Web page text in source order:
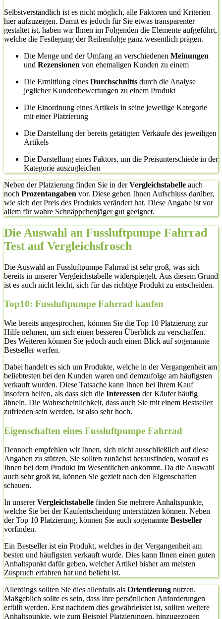
Selbstverständlich ist es nicht möglich, alle Faktoren und Kriterien
hier aufzuzeigen. Damit es jedoch für Sie etwas transparenter
gestaltet ist, haben wir Ihnen im Folgenden die Elemente aufgeführt,
welche die Festlegung der Reihenfolge ganz wesentlich prägen.
Die Menge und der Umfang an verschiedenen Meinungen
und Rezensionen von ehemaligen Kunden zu einem
Die Ermittlung eines Durchschnitts durch die Analyse
jeglicher Kundenbewertungen zu einem Produkt
Die Einordnung eines Artikels in seine jeweilige Kategorie
mit einer Platzierung
Die Darstellung der bereits getätigten Verkäufe des jeweiligen
Artikels
Die Darstellung eines Faktors, um die Preisunterschiede in der
Kategorie auszugleichen
Neben der Platzierung finden Sie in derVergleichstabelle auch
noch Prozentangaben vor. Diese geben Ihnen Aufschluss darüber,
wie sich der Preis des Produkts verändert hat. Diese Angabe ist vor
allem für wahre Schnäppchenjäger gut geeignet.
Die Auswahl an Fussluftpumpe Fahrrad
Test auf Vergleichsfrosch
Die Auswahl an Fussluftpumpe Fahrrad ist sehr groß, was sich
bereits in unserer Vergleichstabelle widerspiegelt. Aus diesem Grund
ist es auch nicht leicht, sich für das richtige Produkt zu entscheiden.
Top10: Fussluftpumpe Fahrrad kaufen
Wie bereits angesprochen, können Sie die Top 10 Platzierung zur
Hilfe nehmen, um sich einen besseren Überblick zu verschaffen.
Des Weiteren können Sie jedoch auch einen Blick auf sogenannte
Bestseller werfen.
Dabei handelt es sich um Produkte, welche in der Vergangenheit am
beliebtesten bei den Kunden waren und demzufolge am häufigsten
verkauft wurden. Diese Tatsache kann Ihnen bei Ihrem Kauf
insofern helfen, als dass sich die Interessen der Käufer häufig
ähneln. Die Wahrscheinlichkeit, dass auch Sie mit einem Bestseller
zufrieden sein werden, ist also sehr hoch.
Eigenschaften eines Fussluftpumpe Fahrrad
Dennoch empfehlen wir Ihnen, sich nicht ausschließlich auf diese
Angaben zu stützen. Sie sollten zunächst herausfinden, worauf es
Ihnen bei dem Produkt im Wesentlichen ankommt. Da die Auswahl
auch sehr groß ist, können Sie gezielt nach den Eigenschaften
schauen.
In unsererVergleichstabelle finden Sie mehrere Anhaltspunkte,
welche Sie bei der Kaufentscheidung unterstützen können. Neben
der Top 10 Platzierung, können Sie auch sogenannte Bestseller
vorfinden.
Ein Bestseller ist ein Produkt, welches in der Vergangenheit am
besten und häufigsten verkauft wurde. Dies kann Ihnen einen guten
Anhaltspunkt dafür geben, welcher Artikel bisher am meisten
Zuspruch erfahren hat und beliebt ist.
Allerdings sollten Sie dies allenfalls als Orientierung nutzen.
Maßgeblich sollte es sein, dass Ihre persönlichen Anforderungen
erfüllt werden. Erst nachdem dies gewährleistet ist, sollten weitere
Anhaltspunkte, wie zum Beispiel Platzierungen, hinzugezogen